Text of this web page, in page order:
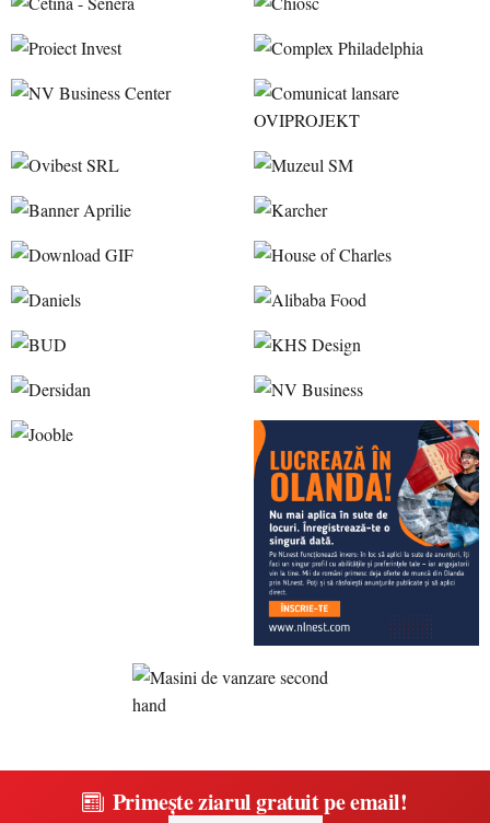
Primește ziarul gratuit pe email!